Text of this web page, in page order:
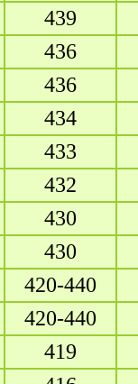
439
436
436
434
433
432
430
430
420-440
420-440
419